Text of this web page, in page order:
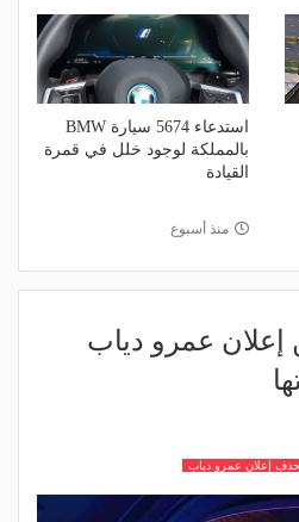
استدعاء 5674 سيارة BMW
بالمملكة لوجود خلل في قمرة
القيادة
منذ أسبوع
إعلان عمرو دياب
حذف إعلان عمرو دياب